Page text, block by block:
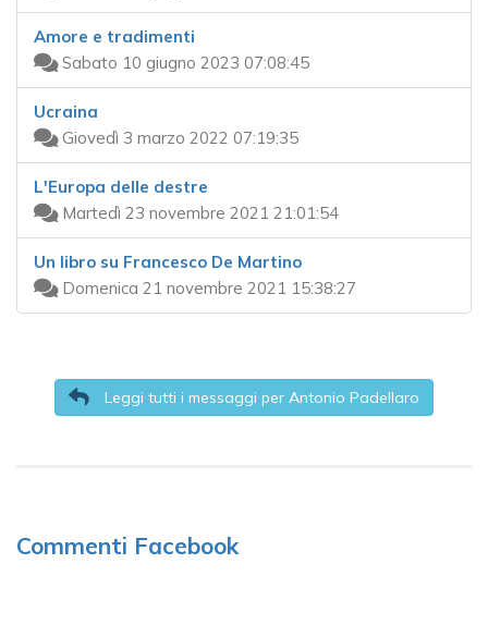
Amore e tradimenti
Sabato 10 giugno 2023 07:08:45
Ucraina
Giovedì 3 marzo 2022 07:19:35
L'Europa delle destre
Martedì 23 novembre 2021 21:01:54
Un libro su Francesco De Martino
Domenica 21 novembre 2021 15:38:27
Leggi tutti i messaggi per Antonio Padellaro
Commenti Facebook